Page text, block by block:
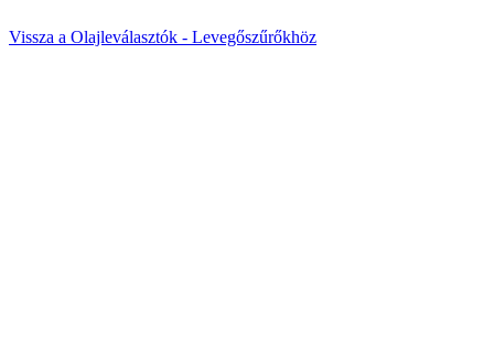
Vissza a Olajleválasztók - Levegőszűrőkhöz